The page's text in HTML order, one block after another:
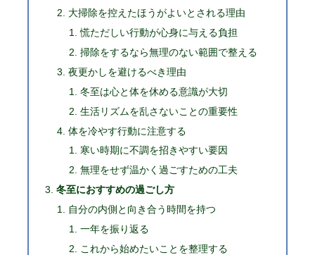
大掃除を控えたほうがよいとされる理由
慌ただしい行動が心身に与える負担
掃除をするなら無理のない範囲で整える
夜更かしを避けるべき理由
冬至は心と体を休める意識が大切
生活リズムを乱さないことの重要性
体を冷やす行動に注意する
寒い時期に不調を招きやすい要因
無理をせず温かく過ごすための工夫
冬至におすすめの過ごし方
自分の内側と向き合う時間を持つ
一年を振り返る
これから始めたいことを整理する